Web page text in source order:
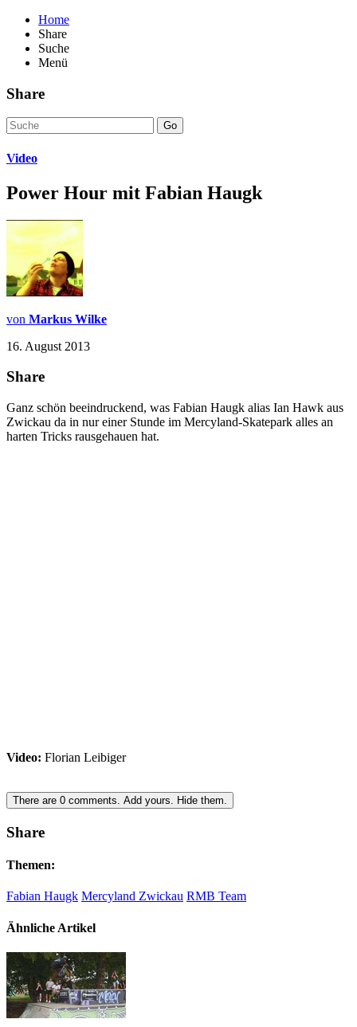
Home
Share
Suche
Menü
Share
Go
Video
Power Hour mit Fabian Haugk
von Markus Wilke
16. August 2013
Share
Ganz schön beeindruckend, was Fabian Haugk alias Ian Hawk aus
Zwickau da in nur einer Stunde im Mercyland-Skatepark alles an
harten Tricks rausgehauen hat.
Video: Florian Leibiger
There are 0 comments. Add yours. Hide them.
Share
Themen:
Fabian Haugk Mercyland Zwickau RMB Team
Ähnliche Artikel